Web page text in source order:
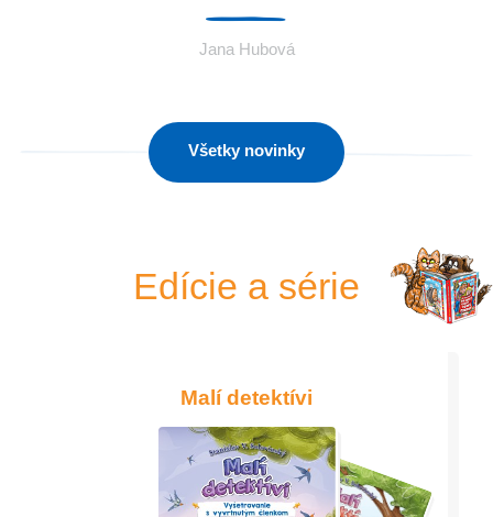
Jana Hubová
Všetky novinky
Edície a série
Malí detektívi